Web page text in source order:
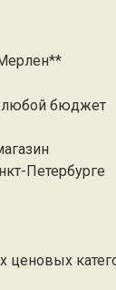
любой бюджет
Петербурге
ценовых